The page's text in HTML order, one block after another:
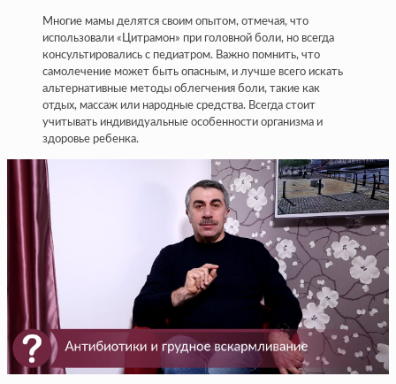
Многие мамы делятся своим опытом, отмечая, что
использовали «Цитрамон» при головной боли, но всегда
консультировались с педиатром. Важно помнить, что
самолечение может быть опасным, и лучше всего искать
альтернативные методы облегчения боли, такие как
отдых, массаж или народные средства. Всегда стоит
учитывать индивидуальные особенности организма и
здоровье ребенка.